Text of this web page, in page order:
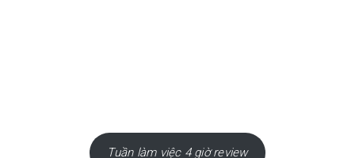
Tuần làm việc 4 giờ review